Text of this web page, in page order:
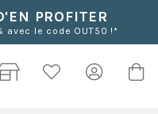
PROFITER
avec le code OUT50 !*